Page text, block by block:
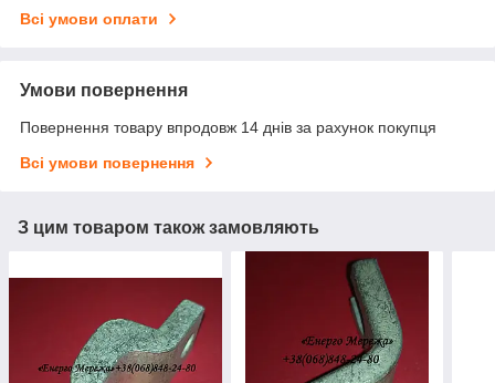
Всі умови оплати
Умови повернення
Повернення товару впродовж 14 днів за рахунок покупця
Всі умови повернення
З цим товаром також замовляють